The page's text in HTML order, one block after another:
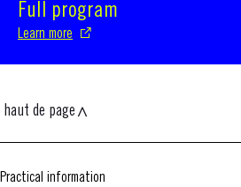
Full program
Learn more
haut de page
Practical information